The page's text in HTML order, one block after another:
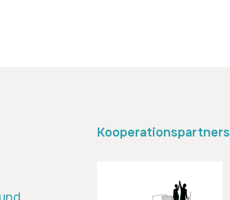
Kooperationspartners